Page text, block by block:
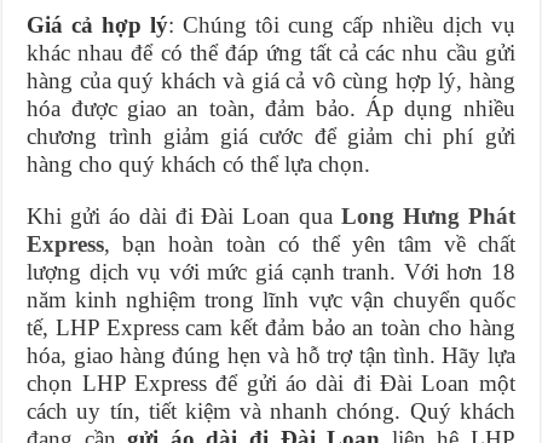
Giá cả hợp lý: Chúng tôi cung cấp nhiều dịch vụ
khác nhau để có thể đáp ứng tất cả các nhu cầu gửi
hàng của quý khách và giá cả vô cùng hợp lý, hàng
hóa được giao an toàn, đảm bảo. Áp dụng nhiều
chương trình giảm giá cước để giảm chi phí gửi
hàng cho quý khách có thể lựa chọn.
Khi gửi áo dài đi Đài Loan quaLong Hưng Phát
Express, bạn hoàn toàn có thể yên tâm về chất
lượng dịch vụ với mức giá cạnh tranh. Với hơn 18
năm kinh nghiệm trong lĩnh vực vận chuyển quốc
tế, LHP Express cam kết đảm bảo an toàn cho hàng
hóa, giao hàng đúng hẹn và hỗ trợ tận tình. Hãy lựa
chọn LHP Express để gửi áo dài đi Đài Loan một
cách uy tín, tiết kiệm và nhanh chóng. Quý khách